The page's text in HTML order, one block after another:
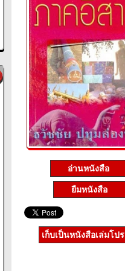
อ่านหนังสือ
ยืมหนังสือ
เก็บเป็นหนังสือเล่มโป